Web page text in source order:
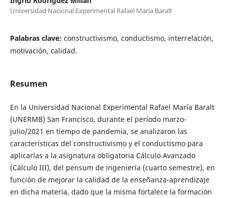
Universidad Nacional Experimental Rafael María Baralt
Palabras clave: constructivismo, conductismo, interrelación,
motivación, calidad.
Resumen
En la Universidad Nacional Experimental Rafael María Baralt
(UNERMB) San Francisco, durante el período marzo-
julio/2021 en tiempo de pandemia, se analizaron las
características del constructivismo y el conductismo para
aplicarlas a la asignatura obligatoria Cálculo Avanzado
(Cálculo III), del pensum de ingeniería (cuarto semestre), en
función de mejorar la calidad de la enseñanza-aprendizaje
en dicha materia, dado que la misma fortalece la formación